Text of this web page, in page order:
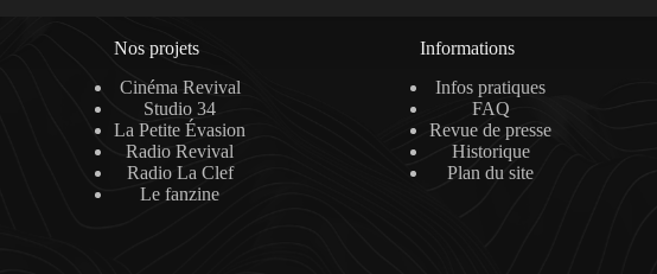
Nos projets
Cinéma Revival
Studio 34
La Petite Évasion
Radio Revival
Radio La Clef
Le fanzine
Informations
Infos pratiques
FAQ
Revue de presse
Historique
Plan du site